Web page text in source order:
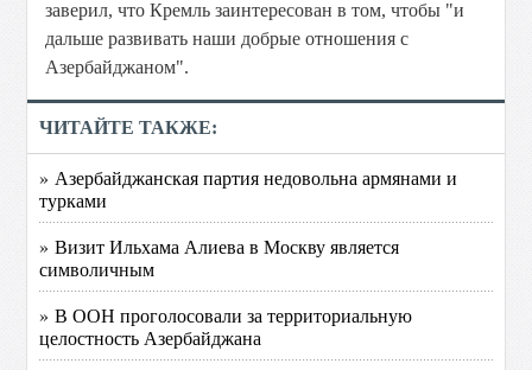
заверил, что Кремль заинтересован в том, чтобы "и
дальше развивать наши добрые отношения с
Азербайджаном".
ЧИТАЙТЕ ТАКЖЕ:
» Азербайджанская партия недовольна армянами и
турками
» Визит Ильхама Алиева в Москву является
символичным
» В ООН проголосовали за территориальную
целостность Азербайджана